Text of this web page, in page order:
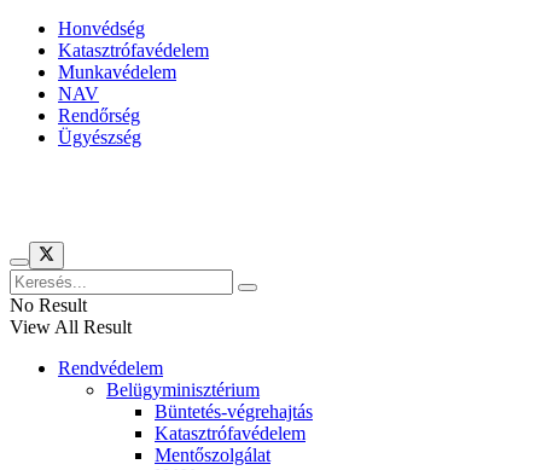
Honvédség
Katasztrófavédelem
Munkavédelem
NAV
Rendőrség
Ügyészség
No Result
View All Result
Rendvédelem
Belügyminisztérium
Büntetés-végrehajtás
Katasztrófavédelem
Mentőszolgálat